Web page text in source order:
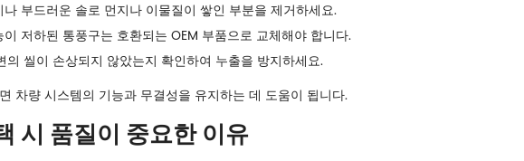
나 부드러운 솔로 먼지나 이물질이 쌓인 부분을 제거하세요.
저하된 통풍구는 호환되는 OEM 부품으로 교체해야 합니다.
의 씰이 손상되지 않았는지 확인하여 누출을 방지하세요.
차량 시스템의 기능과 무결성을 유지하는 데 도움이 됩니다.
시 품질이 중요한 이유